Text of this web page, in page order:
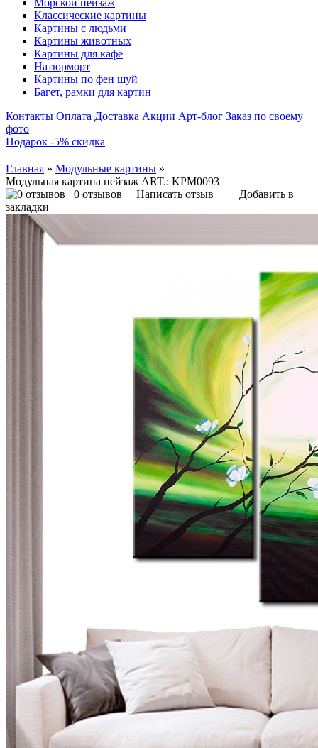
Морской пейзаж
Классические картины
Картины с людьми
Картины животных
Картины для кафе
Натюрморт
Картины по фен шуй
Багет, рамки для картин
Контакты Оплата Доставка Акции Арт-блог Заказ по своему
фото
Подарок -5% скидка
Главная » Модульные картины »
Модульная картина пейзаж ART.: KPM0093
0 отзывов
Написать отзыв
Добавить в
закладки